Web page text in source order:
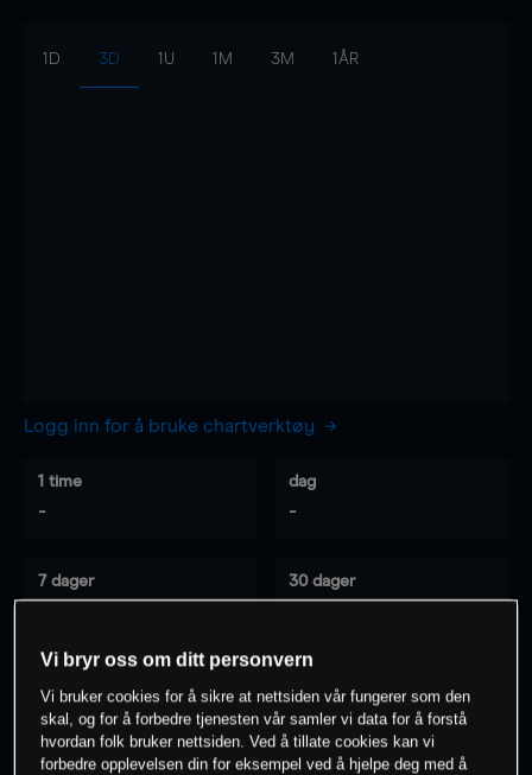
1D 3D 1U 1M 3M 1ÅR
Logg inn for å bruke chartverktøy
1 time
-
dag
-
7 dager 30 dager
0% av kunder erpå dette instrumentet
Vi bryr oss om ditt personvern
Vi bruker cookies for å sikre at nettsiden vår fungerer som den
skal, og for å forbedre tjenesten vår samler vi data for å forstå
hvordan folk bruker nettsiden. Ved å tillate cookies kan vi
forbedre opplevelsen din for eksempel ved å hjelpe deg med å